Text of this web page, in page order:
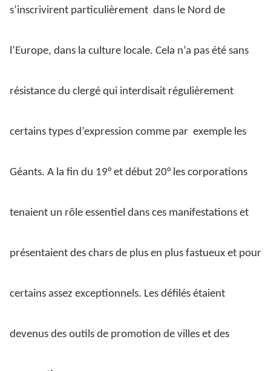
s’inscrivirent particulièrement dans le Nord de
l’Europe, dans la culture locale. Cela n’a pas été sans
résistance du clergé qui interdisait régulièrement
certains types d’expression comme par exemple les
Géants. A la fin du 19° et début 20° les corporations
tenaient un rôle essentiel dans ces manifestations et
présentaient des chars de plus en plus fastueux et pour
certains assez exceptionnels. Les défilés étaient
devenus des outils de promotion de villes et des